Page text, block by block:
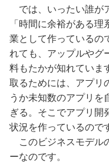
では、いったい誰が
「時間に余裕がある
業として作っているの
れても、アップルやグ
料もたかが知れていま
取るためには、アプリ
うか未知数のアプリを
ぎる。そこでアプリ開
状況を作っているので
このビジネスモデル
ーなのです。